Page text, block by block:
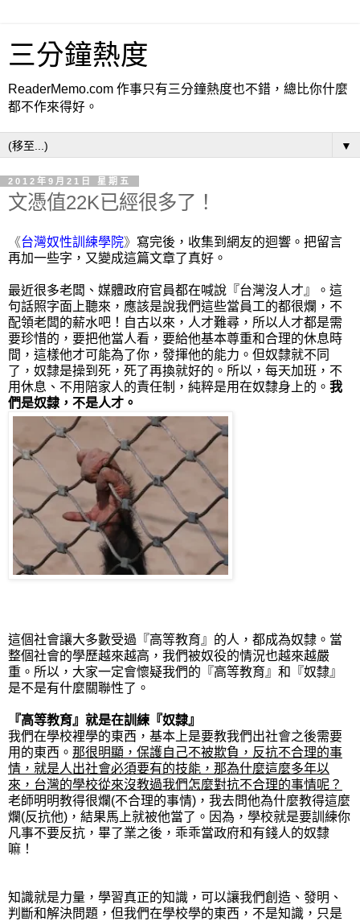
三分鐘熱度
ReaderMemo.com 作事只有三分鐘熱度也不錯，總比你什麼
都不作來得好。
▼
2012年9月21日 星期五
文憑值22K已經很多了！
《台灣奴性訓練學院》 寫完後，收集到網友的迴響。把留言
再加一些字，又變成這篇文章了真好。
最近很多老闆、媒體政府官員都在喊說『台灣沒人才』。 這
句話照字面上聽來，應該是說我們這些當員工的都很爛，不
配領老闆的薪水吧！自古以來，人才難尋，所以人才都是需
要珍惜的，要把他當人看，要給他基本尊重和合理的休息時
間，這樣他才可能為了你， 發揮他的能力。 但奴隸就不同
了，奴隸是操到死，死了再換就好的 。 所以，每天加班，不
用休息、不用陪家人的責任制，純粹是用在奴隸身上的。 我
們是奴隸，不是人才。
這個社會讓大多數受過『高等教育』的人，都成為奴隸。當
整個社會的學歷越來越高，我們被奴役的情況也越來越嚴
重。所以，大家一定會懷疑我們的『高等教育』和『奴隸』
是不是有什麼關聯性了。
『高等教育』就是在訓練『奴隸』
我們在學校裡學的東西，基本上是要教我們出社會之後需要
用的東西。 那很明顯，保護自己不被欺負，反抗不合理的事
情，就是人出社會必須要有的技能，那為什麼這麼多年以
來，台灣的學校從來沒教過我們怎麼對抗不合理的事情呢？
老師明明教得很爛(不合理的事情)，我去問他為什麼教得這麼
爛(反抗他)，結果馬上就被他當了。因為，學校就是要訓練你
凡事不要反抗，畢了業之後，乖乖當政府和有錢人的奴隸
嘛！
知識就是力量，學習真正的知識，可以讓我們創造、發明、
判斷和解決問題，但我們在學校學的東西，不是知識，只是